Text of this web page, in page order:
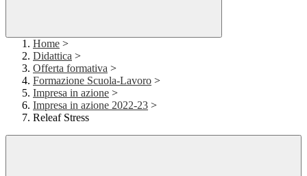
Home >
Didattica >
Offerta formativa >
Formazione Scuola-Lavoro >
Impresa in azione >
Impresa in azione 2022-23 >
Releaf Stress